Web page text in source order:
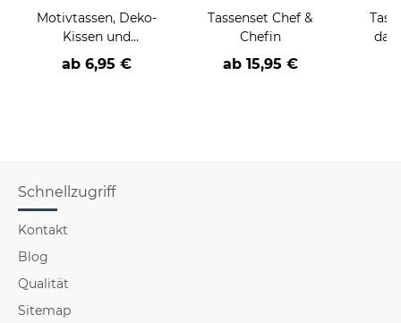
Motivtassen, Deko-
Kissen und
Geschenke-Sets für
die Familie
ab 6,95 €
Tassenset Chef &
Chefin
ab 15,95 €
Schnellzugriff
Kontakt
Blog
Qualität
Sitemap